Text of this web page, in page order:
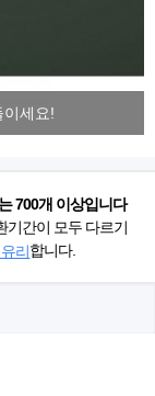
세요!
700개 이상입니다
기간이 모두 다르기
리합니다.